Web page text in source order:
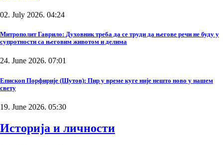
02. July 2026. 04:24
Митрополит Гаврило: Духовник треба да се труди да његове речи не буду у
супротности са његовим животом и делима
24. June 2026. 07:01
Епископ Порфирије (Шутов): Пир у време куге није нешто ново у нашем
свету
19. June 2026. 05:30
Историја и личности